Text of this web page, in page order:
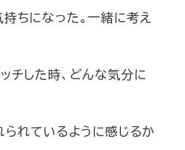
ちになった。一緒に考え
チした時、どんな気分に
られているように感じるか